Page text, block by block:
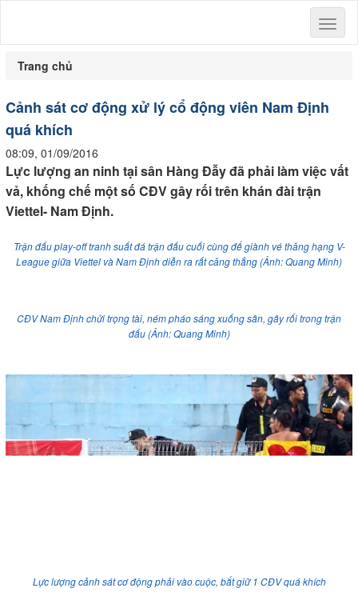
Trang chủ
Cảnh sát cơ động xử lý cổ động viên Nam Định
quá khích
08:09, 01/09/2016
Lực lượng an ninh tại sân Hàng Đẫy đã phải làm việc vất
vả, khống chế một số CĐV gây rối trên khán đài trận
Viettel- Nam Định.
Trận đấu play-off tranh suất đá trận đấu cuối cùng để giành vé thăng hạng V-
League giữa Viettel và Nam Định diễn ra rất căng thẳng (Ảnh: Quang Minh)
CĐV Nam Định chửi trọng tài, ném pháo sáng xuống sân, gây rối trong trận
đấu (Ảnh: Quang Minh)
Lực lượng cảnh sát cơ động phải vào cuộc, bắt giữ 1 CĐV quá khích